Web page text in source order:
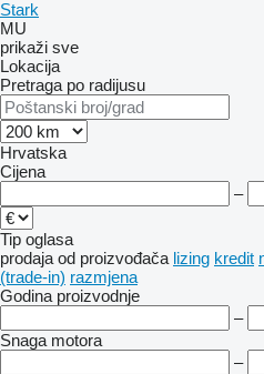
Stark
MU
prikaži sve
Lokacija
Pretraga po radijusu
Hrvatska
Cijena
–
Tip oglasa
prodaja od proizvođača lizing kredit
(trade-in) razmjena
Godina proizvodnje
–
Snaga motora
–